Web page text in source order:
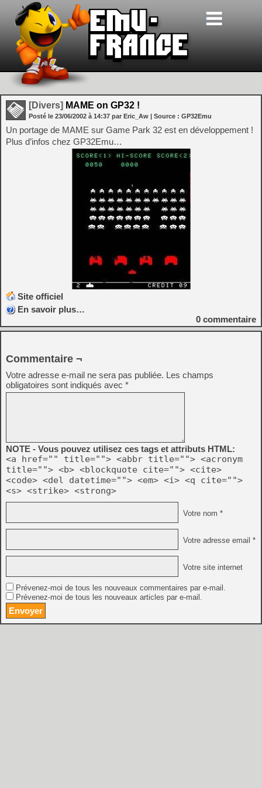
[Divers] MAME on GP32 !
Posté le 23/06/2002 à 14:37 par Eric_Aw | Source : GP32Emu
Un portage de MAME sur Game Park 32 est en développement !
Plus d’infos chez GP32Emu…
Site officiel
En savoir plus…
0 commentaire
Commentaire ¬
Votre adresse e-mail ne sera pas publiée. Les champs
obligatoires sont indiqués avec *
NOTE - Vous pouvez utilisez ces tags et attributs HTML:
<a href="" title=""> <abbr title=""> <acronym
title=""> <b> <blockquote cite=""> <cite>
<code> <del datetime=""> <em> <i> <q cite="">
<s> <strike> <strong>
Votre nom *
Votre adresse email *
Votre site internet
Prévenez-moi de tous les nouveaux commentaires par e-mail.
Prévenez-moi de tous les nouveaux articles par e-mail.